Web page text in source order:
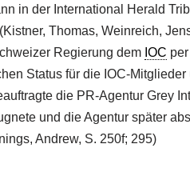
in der International Herald
Thomas, Weinreich,
Regierung dem IOC
Status für die IOC-Mitglieder
die PR-Agentur Grey
und die Agentur später
Andrew, S. 250f; 295)